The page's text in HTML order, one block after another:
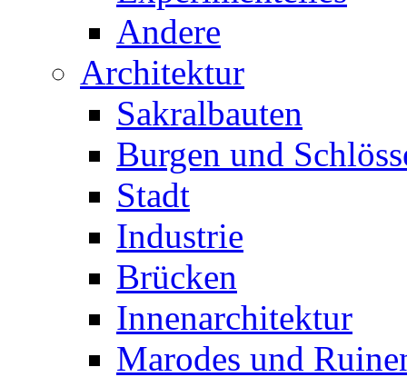
Andere
Architektur
Sakralbauten
Burgen und
Stadt
Industrie
Brücken
Innenarchitektur
Marodes und